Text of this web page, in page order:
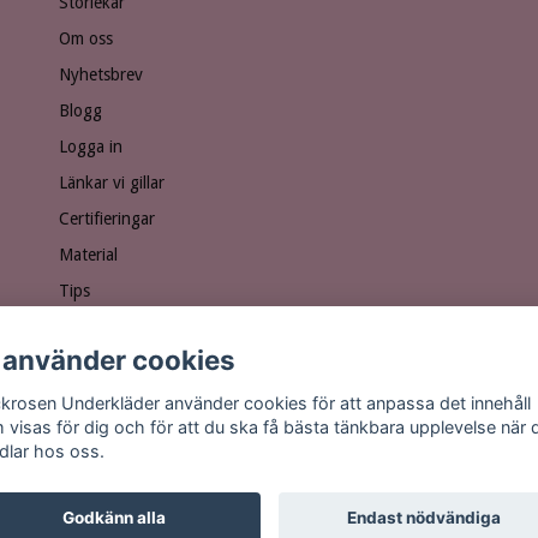
Om oss
Nyhetsbrev
Blogg
Logga in
Länkar vi gillar
Certifieringar
Material
Tips
Personuppgiftspolicy
Vanliga frågor
cookies
Underkläder använder cookies för att anpassa det innehåll
visas för dig och för att du ska få bästa tänkbara upplevelse när
hos oss.
Godkänn alla Endast nödvändiga